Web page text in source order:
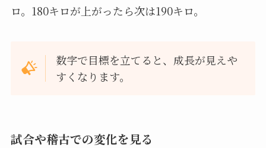
ロ。180キロが上がったら次は190キロ。
数字で目標を立てると、成長が見えや
すくなります。
試合や稽古での変化を見る